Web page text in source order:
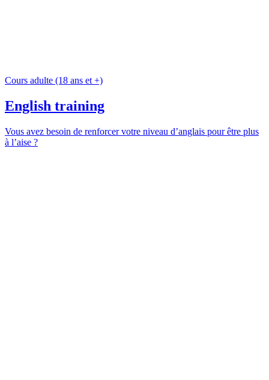
Cours adulte (18 ans et +)
English training
Vous avez besoin de renforcer votre niveau d’anglais pour être plus
à l’aise ?